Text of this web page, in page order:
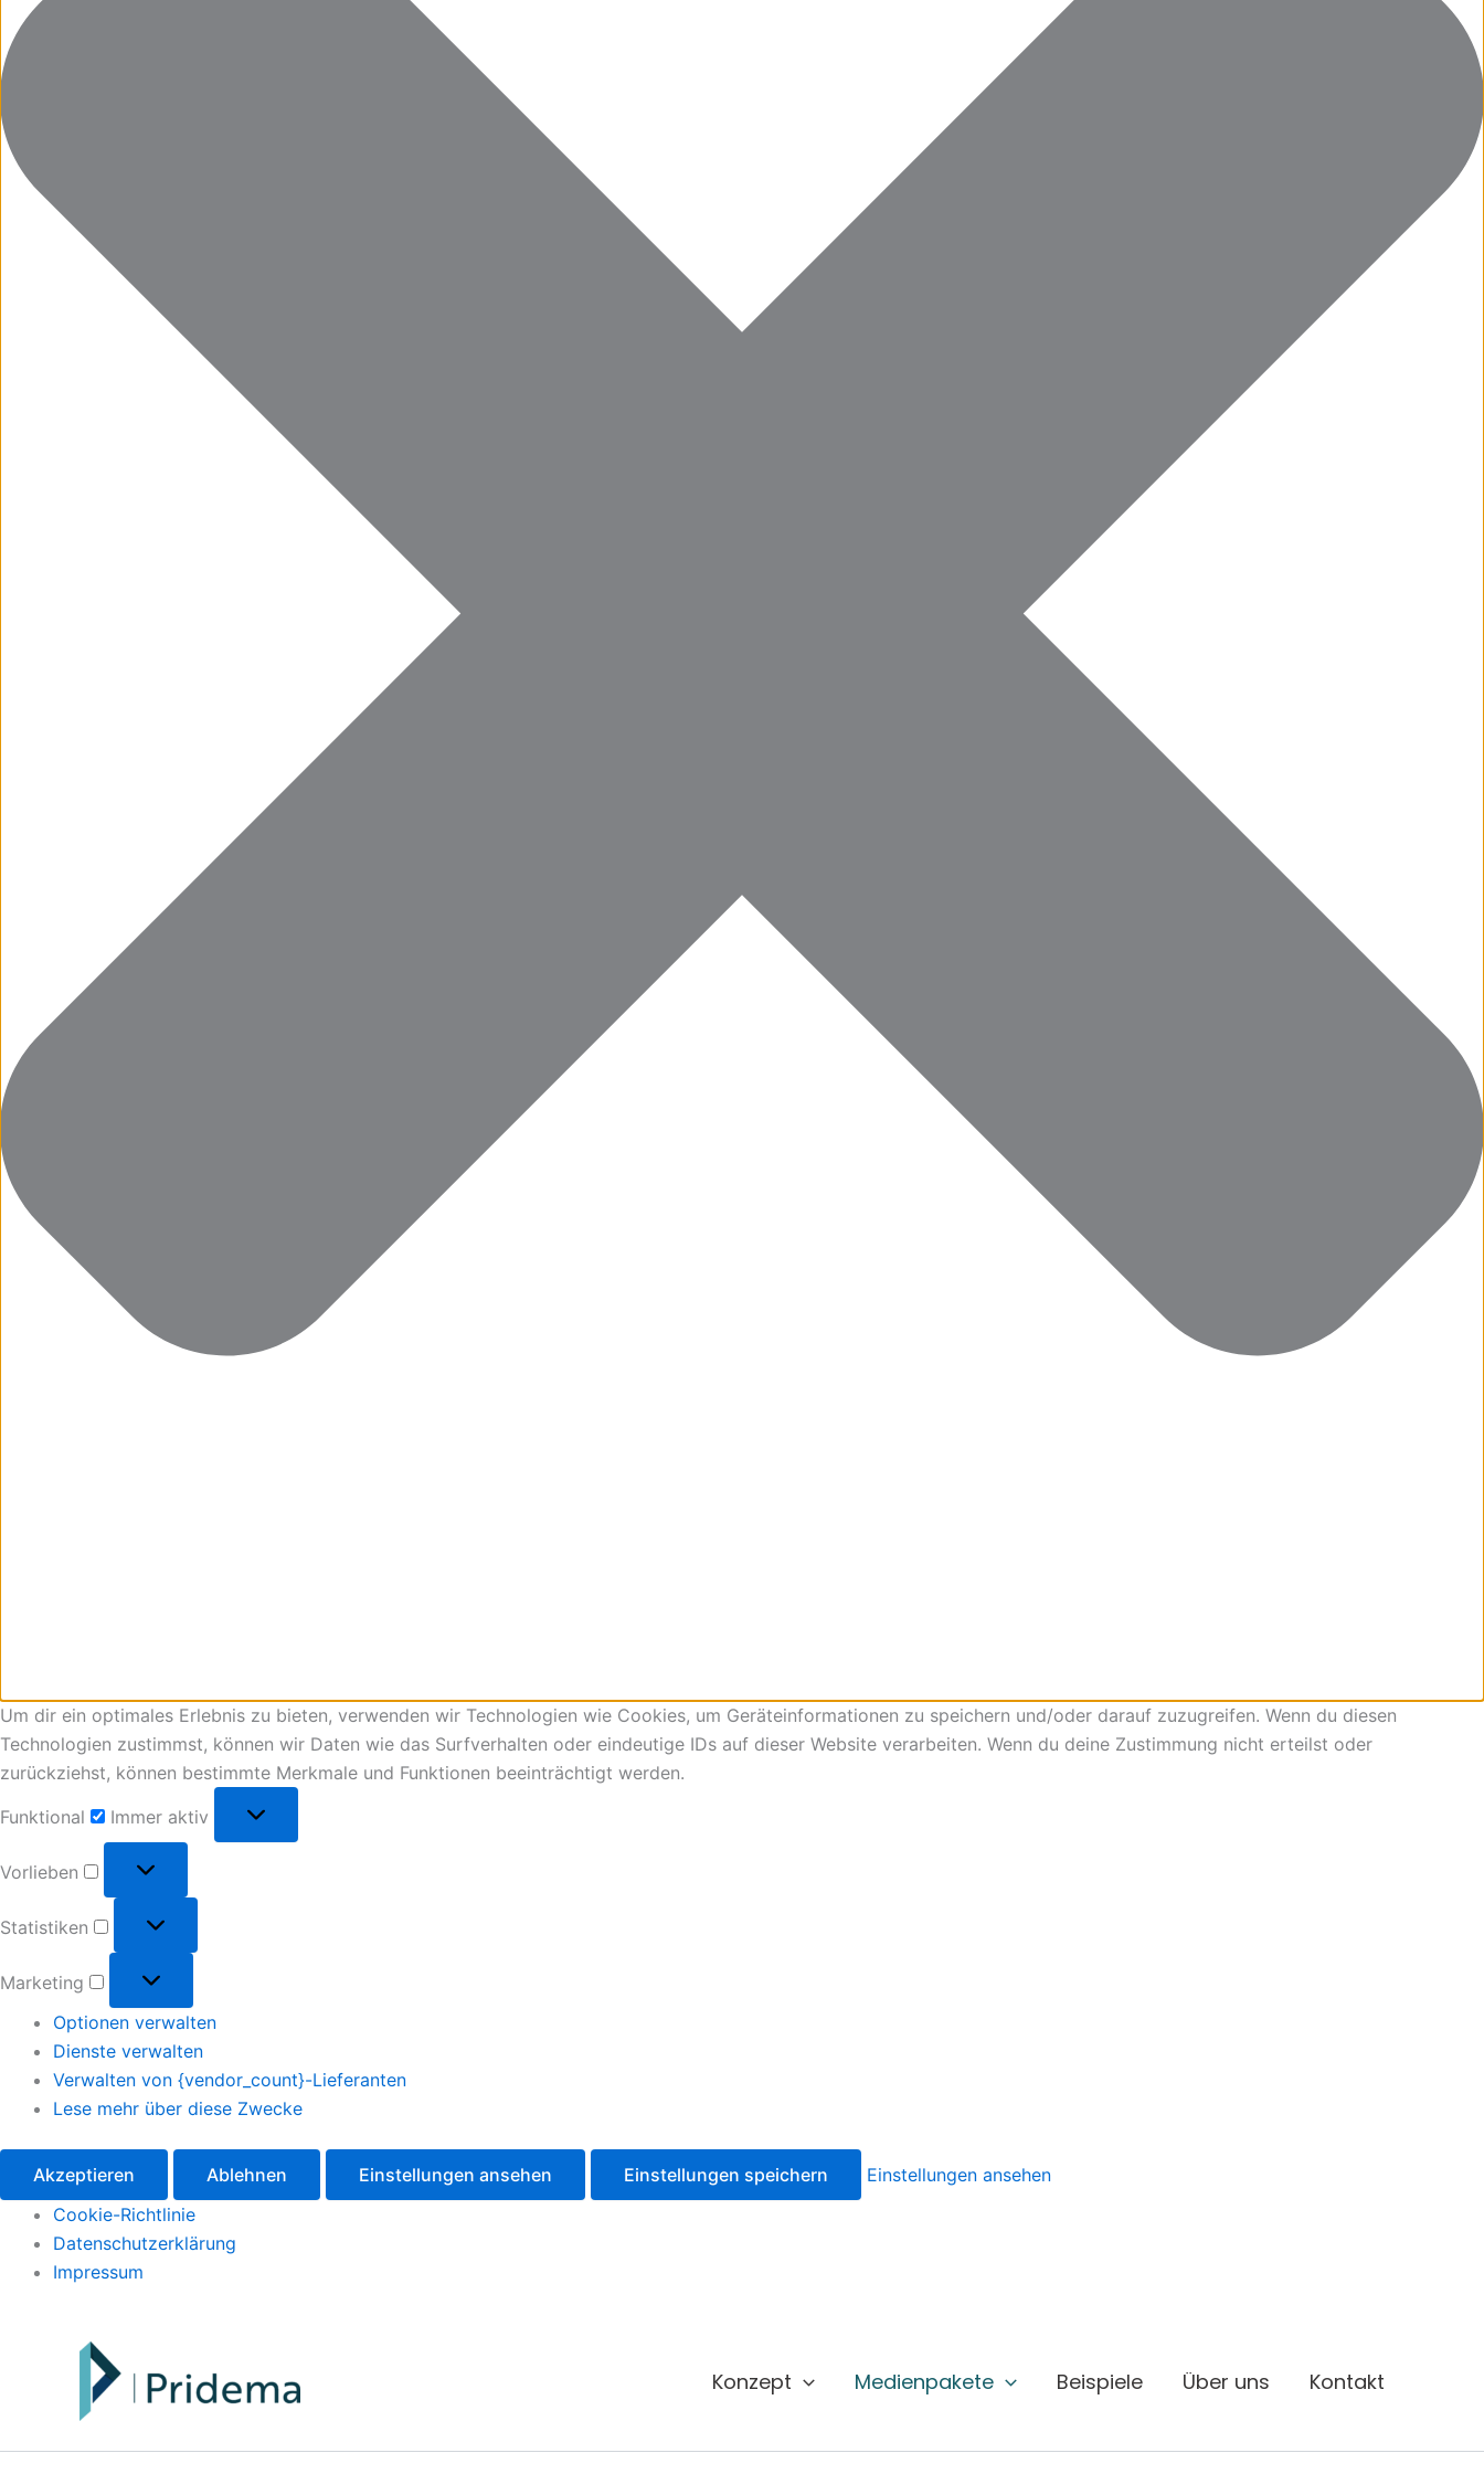
Um dir ein optimales Erlebnis zu bieten, verwenden wir Technologien wie Cookies, um Geräteinformationen zu speichern und/oder darauf zuzugreifen. Wenn du diesen
Technologien zustimmst, können wir Daten wie das Surfverhalten oder eindeutige IDs auf dieser Website verarbeiten. Wenn du deine Zustimmung nicht erteilst oder
zurückziehst, können bestimmte Merkmale und Funktionen beeinträchtigt werden.
Funktional
Immer aktiv
Vorlieben
Statistiken
Marketing
Optionen verwalten
Dienste verwalten
Verwalten von {vendor_count}-Lieferanten
Lese mehr über diese Zwecke
Akzeptieren Ablehnen Einstellungen ansehen Einstellungen speichern
Einstellungen ansehen
Cookie-Richtlinie
Datenschutzerklärung
Impressum
Konzept Medienpakete Beispiele Über uns Kontakt